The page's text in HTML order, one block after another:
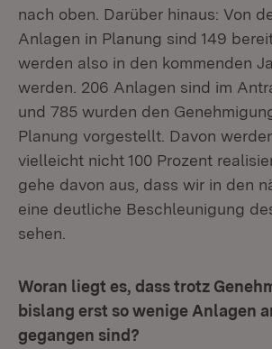
nach oben. Darüber hinaus: Von
Anlagen in Planung sind 149
werden also in den kommenden
werden. 206 Anlagen sind im
und 785 wurden den
Planung vorgestellt. Davon
vielleicht nicht 100 Prozent
gehe davon aus, dass wir in den
eine deutliche Beschleunigung
sehen.
Woran liegt es, dass trotz
bislang erst so wenige Anlagen
gegangen sind?